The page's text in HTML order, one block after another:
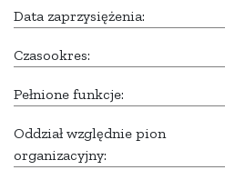
Data zaprzysiężenia:
Czasookres:
Pełnione funkcje:
Oddział względnie pion
organizacyjny: